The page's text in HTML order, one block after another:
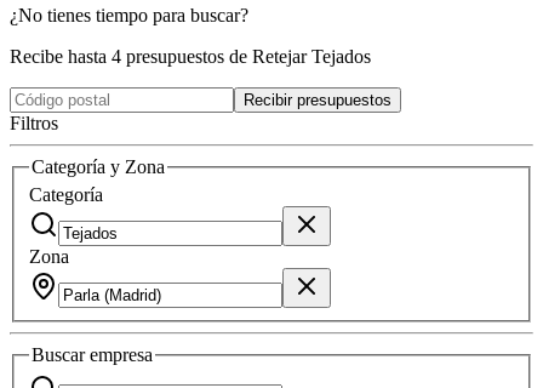
¿No tienes tiempo para buscar?
Recibe hasta 4 presupuestos de Retejar Tejados
Recibir presupuestos
Filtros
Categoría y Zona
Categoría
Zona
Buscarempresa